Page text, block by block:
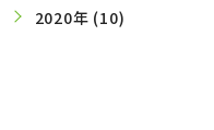
2020年 (10)